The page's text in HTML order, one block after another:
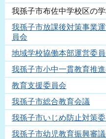
我孫子市布佐中学校区の
我孫子市放課後対策事業
員会
地域学校協働本部運営委
我孫子市小中一貫教育推
教育支援委員会
我孫子市総合教育会議
我孫子市いじめ防止対策
我孫子市幼児教育振興審